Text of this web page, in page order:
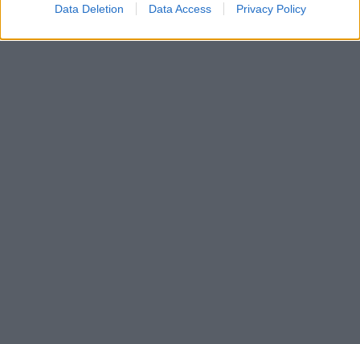
Data Deletion Data Access Privacy Policy
πολλαπλασιάσεις επί 7».